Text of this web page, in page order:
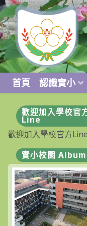
跳
轉
至
主
要
容
首頁 認識實小
歡迎加入學校官
Line
歡迎加入學校官方
實小校園 Album